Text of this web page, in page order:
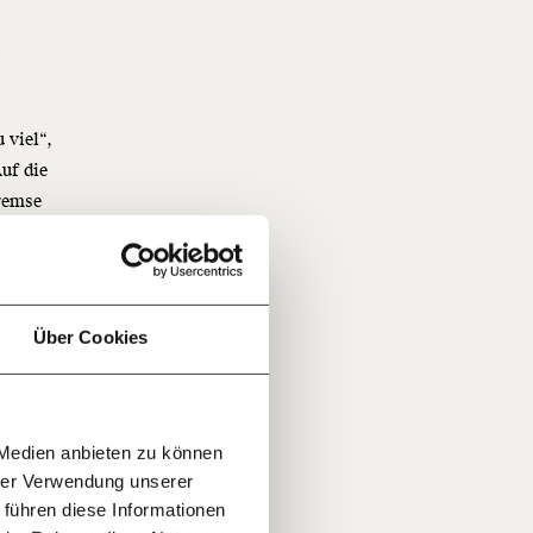
Über Cookies
anbieten zu können
Verwendung unserer
diese Informationen
die
100€ €
viel“,
die
Er